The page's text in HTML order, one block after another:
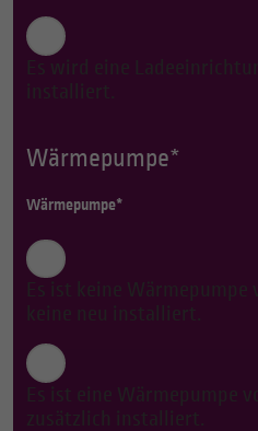
Es wird eine
installiert.
Wärmepumpe*
Wärmepumpe*
Es ist keine Wärmepumpe
keine neu installiert.
Es ist eine Wärmepumpe
zusätzlich installiert.